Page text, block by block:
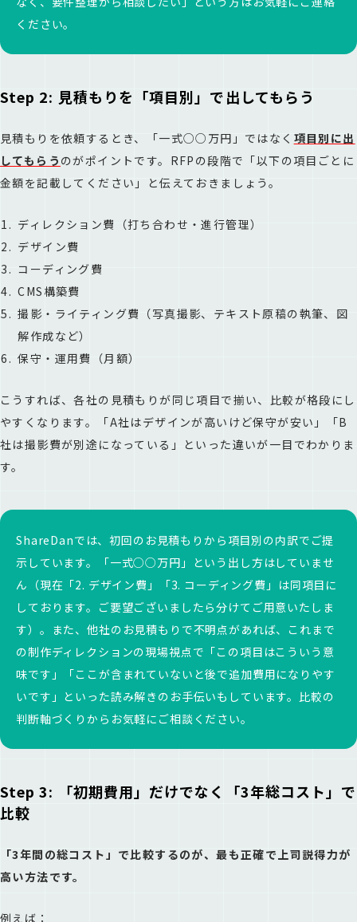
ください。
Step 2: 見積もりを「項目別」で出してもらう
見積もりを依頼するとき、「一式○○万円」ではなく 項目別に出
してもらう のがポイントです。RFPの段階で「以下の項目ごとに
金額を記載してください」と伝えておきましょう。
ディレクション費（打ち合わせ・進行管理）
デザイン費
コーディング費
CMS構築費
撮影・ライティング費（写真撮影、テキスト原稿の執筆、図
解作成など）
保守・運用費（月額）
こうすれば、各社の見積もりが同じ項目で揃い、比較が格段にし
やすくなります。「A社はデザインが高いけど保守が安い」「B
社は撮影費が別途になっている」といった違いが一目でわかりま
す。
ShareDanでは、初回のお見積もりから項目別の内訳でご提
示しています。「一式○○万円」という出し方はしていませ
ん（現在「2. デザイン費」「3. コーディング費」は同項目に
しております。ご要望ございましたら分けてご用意いたしま
す）。また、他社のお見積もりで不明点があれば、これまで
の制作ディレクションの現場視点で「この項目はこういう意
味です」「ここが含まれていないと後で追加費用になりやす
いです」といった読み解きのお手伝いもしています。比較の
判断軸づくりからお気軽にご相談ください。
Step 3: 「初期費用」だけでなく「3年総コスト」で
比較
「3年間の総コスト」で比較するのが、最も正確で上司説得力が
高い方法です。
例えば：